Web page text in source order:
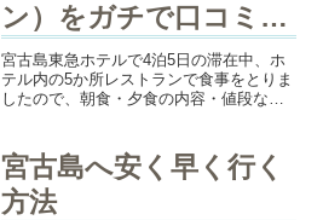
ン）をガチで口コミ！
島料理大好き
宮古島東急ホテルで4泊5日の滞在中、ホ
テル内の5か所レストランで食事をとりま
したので、朝食・夕食の内容・値段など
の天ぷらやグルクンの揚げだしなど、美
味しいものだらけでした！
宮古島へ安く早く行く
方法